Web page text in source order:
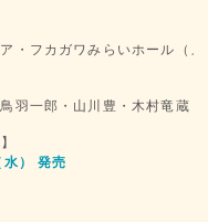
・フカガワみらいホール（
羽一郎・山川豊・木村竜蔵
） 発売